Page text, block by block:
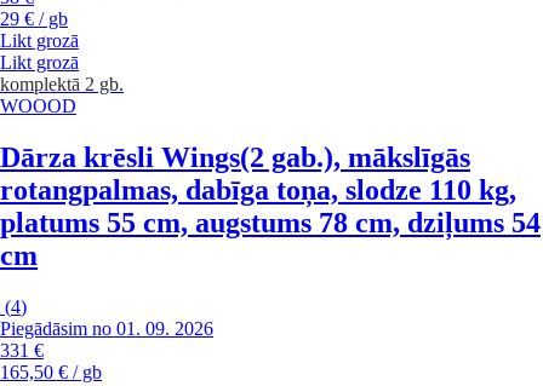
29 € / gb
Likt grozā
Likt grozā
komplektā 2 gb.
WOOOD
Dārza krēsli Wings(2 gab.), mākslīgās
rotangpalmas, dabīga toņa, slodze 110 kg,
platums 55 cm, augstums 78 cm, dziļums 54
cm
(4)
Piegādāsim no 01. 09. 2026
331 €
165,50 € / gb